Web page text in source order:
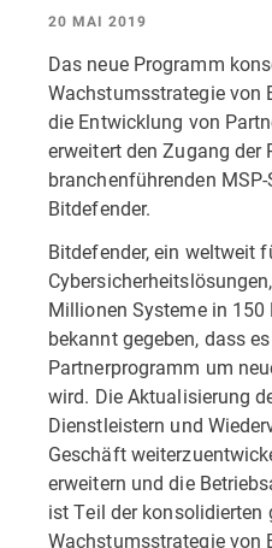
20 MAI 2019
Das neue Programm
Wachstumsstrategie von
die Entwicklung von
erweitert den Zugang der
branchenführenden
Bitdefender.
Bitdefender, ein weltweit
Millionen Systeme in
bekannt gegeben, dass
Partnerprogramm um
wird. Die Aktualisierung
Dienstleistern und
Geschäft
erweitern und die
ist Teil der konsolidierten
Wachstumsstrategie von